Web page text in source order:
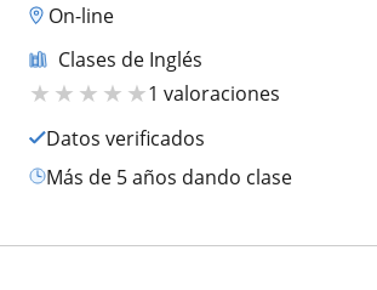
On-line
Clases de Inglés
★ ★ ★ ★ ★1 valoraciones
Datos verificados
más de 5 años dando clase